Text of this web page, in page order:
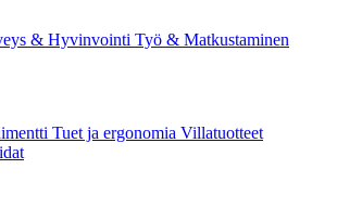
sivulla.
& Hyvinvointi Työ & Matkustaminen
Tuet ja ergonomia Villatuotteet